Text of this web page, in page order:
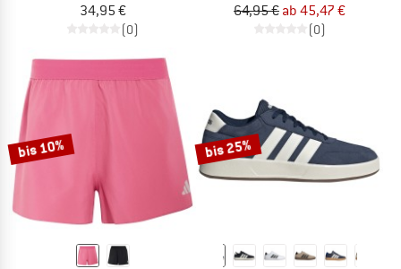
34,95 €
(0)
64,95 € ab 45,47 €
(0)
bis 10% bis 25%